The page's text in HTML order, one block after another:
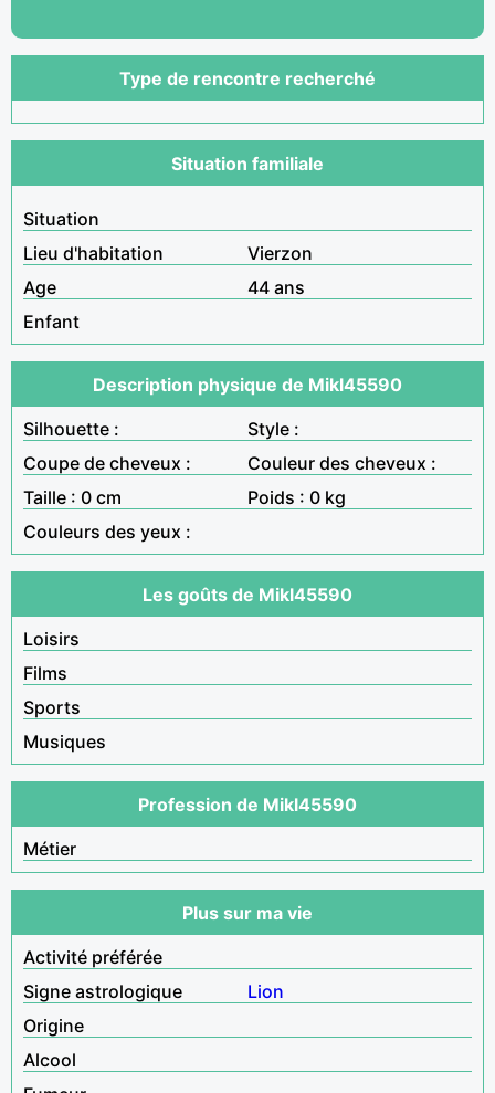
Type de rencontre recherché
Situation familiale
Situation
Lieu d'habitation
Vierzon
Age
44 ans
Enfant
Description physique de Mikl45590
Silhouette :
Style :
Coupe de cheveux :
Couleur des cheveux :
Taille : 0 cm
Poids : 0 kg
Couleurs des yeux :
Les goûts de Mikl45590
Loisirs
Films
Sports
Musiques
Profession de Mikl45590
Métier
Plus sur ma vie
Activité préférée
Signe astrologique
Lion
Origine
Alcool